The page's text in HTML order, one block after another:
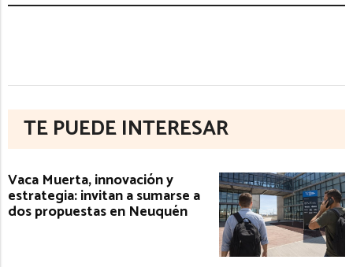
TE PUEDE INTERESAR
Vaca Muerta, innovación y
estrategia: invitan a sumarse a
dos propuestas en Neuquén